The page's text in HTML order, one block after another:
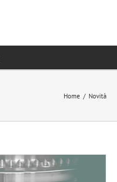
Home / Novità